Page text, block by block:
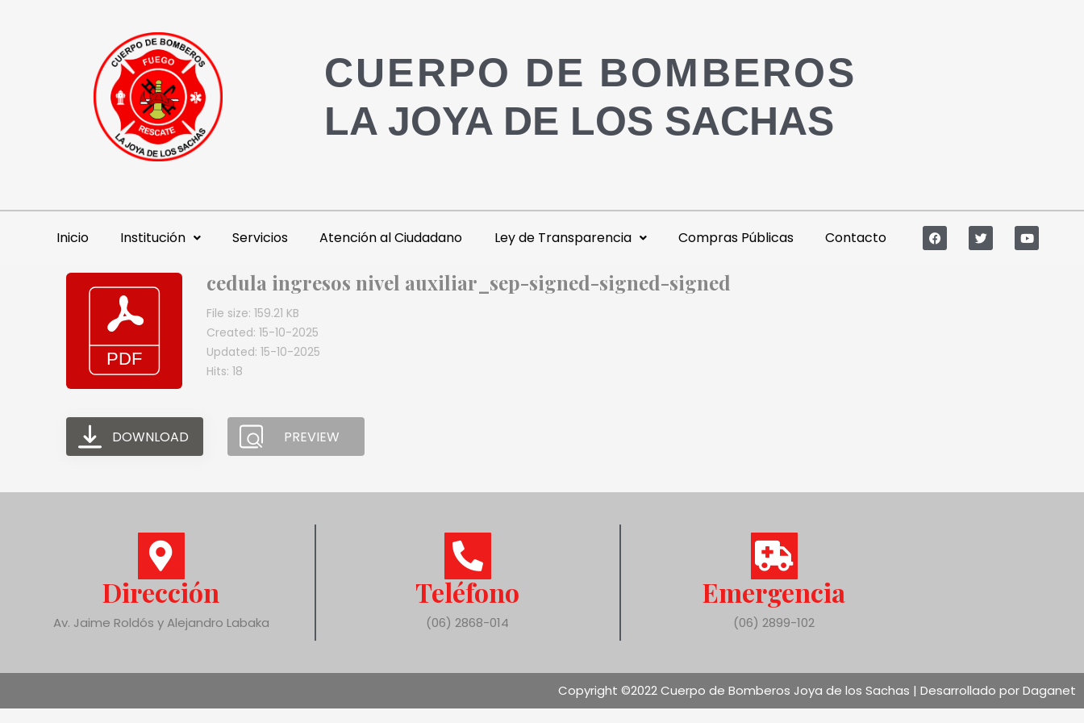
CUERPO DE BOMBEROS
LA JOYA DE LOS SACHAS
Inicio Institución Servicios Atención al Ciudadano Ley de Transparencia Compras Públicas Contacto
cedula ingresos nivel auxiliar_sep-signed-signed-signed
File size: 159.21 KB
Created: 15-10-2025
Updated: 15-10-2025
Hits: 18
DOWNLOAD PREVIEW
Dirección
Av. Jaime Roldós y Alejandro Labaka
Teléfono
(06) 2868-014
Emergencia
(06) 2899-102
Copyright ©2022 Cuerpo de Bomberos Joya de los Sachas | Desarrollado por Daganet